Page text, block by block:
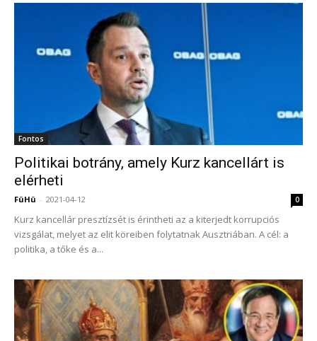
Fontos
Politikai botrány, amely Kurz kancellárt is
elérheti
FüHü - 2021-04-12 0
Kurz kancellár presztízsét is érintheti az a kiterjedt korrupciós
vizsgálat, melyet az elit köreiben folytatnak Ausztriában. A cél: a
politika, a tőke és a...